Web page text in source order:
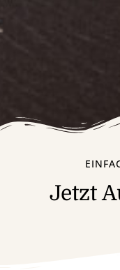
Jetzt